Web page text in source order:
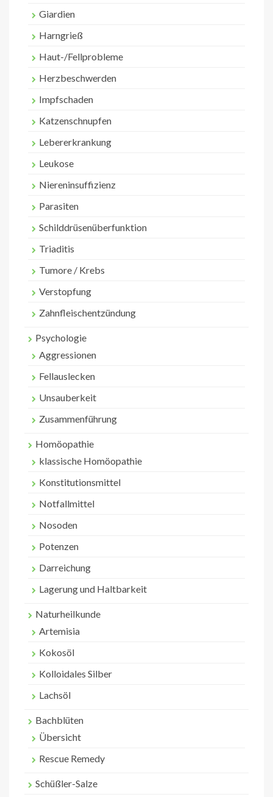
Giardien
Harngrieß
Haut-/Fellprobleme
Herzbeschwerden
Impfschaden
Katzenschnupfen
Lebererkrankung
Leukose
Niereninsuffizienz
Parasiten
Schilddrüsenüberfunktion
Triaditis
Tumore / Krebs
Verstopfung
Zahnfleischentzündung
Psychologie
Aggressionen
Fellauslecken
Unsauberkeit
Zusammenführung
Homöopathie
klassische Homöopathie
Konstitutionsmittel
Notfallmittel
Nosoden
Potenzen
Darreichung
Lagerung und Haltbarkeit
Naturheilkunde
Artemisia
Kokosöl
Kolloidales Silber
Lachsöl
Bachblüten
Übersicht
Rescue Remedy
Schüßler-Salze